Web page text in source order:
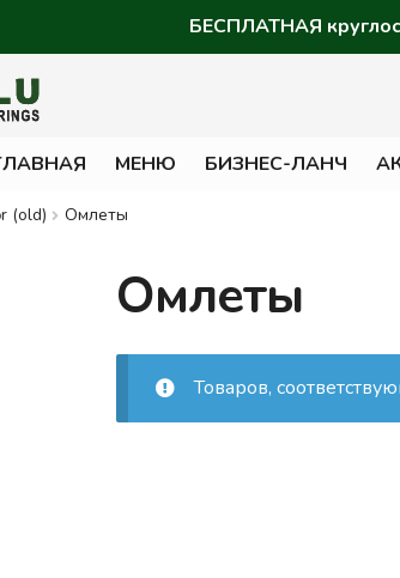
БЕСПЛАТНАЯ
МЕНЮ БИЗНЕС-ЛАНЧ
(old) Омлеты
Омлеты
Товаров,